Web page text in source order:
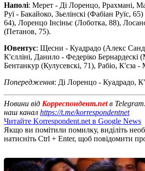
Наполі: Мерет - Ді Лоренцо, Ррахмані,
Руї - Бакайоко, Зьелінскі (Фабіан Руїс,
64), Лоренцо Інсіньє (Лоботка, 88),
(Петанов, 75).
Ювентус: Щесни - Куадрадо (Алекс
К'єлліні, Данило - Федеріко Бернардескі
Бентанкур (Кулусевскі, 71), Рабіо, К'єза -
Попередження: Ді Лоренцо - Куадрадо,
Новини від Корреспондент.netв
наш канал https://t.me/korrespondentnet
Читайте Korrespondent.net в Google News
Якщо ви помітили помилку, виділіть
натисніть Ctrl + Enter, щоб повідомити